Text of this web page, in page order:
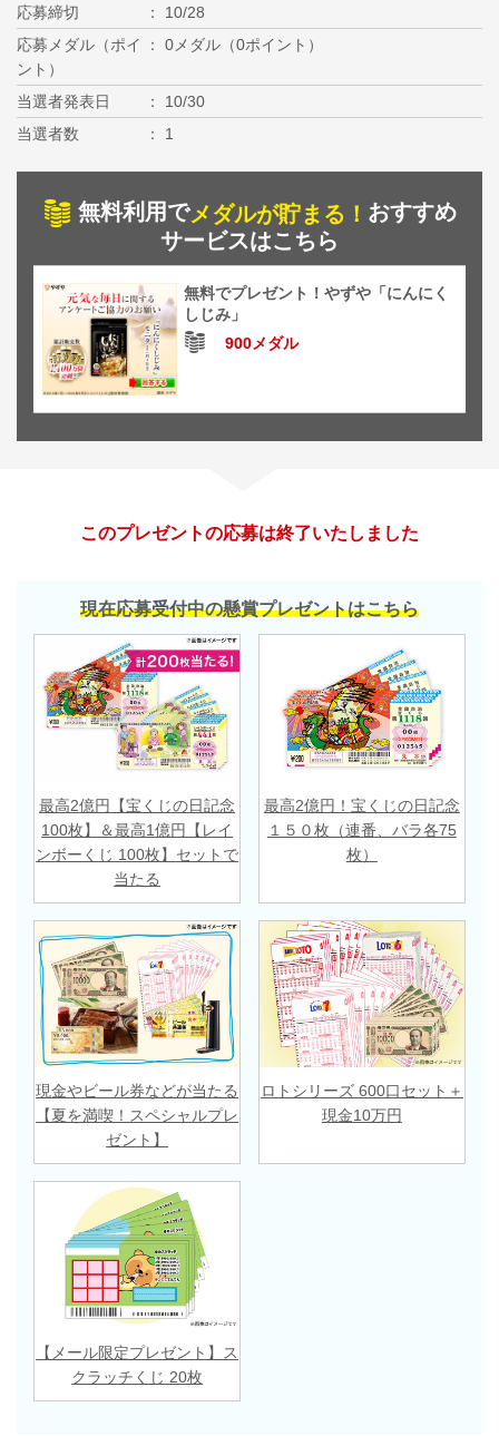
応募締切
10/28
応募メダル（ポイ
ント）
0メダル（0ポイント）
当選者発表日
10/30
当選者数
1
無料利用でメダルが貯まる！ おすすめ
サービスはこちら
無料でプレゼント！やずや「にんにく
しじみ」
900メダル
このプレゼントの応募は終了いたしました
現在応募受付中の懸賞プレゼントはこちら
最高2億円【宝くじの日記念
100枚】＆最高1億円【レイ
ンボーくじ 100枚】セットで
当たる
最高2億円！宝くじの日記念
１５０枚（連番、バラ各75
枚）
現金やビール券などが当たる
【夏を満喫！スペシャルプレ
ゼント】
ロトシリーズ 600口セット＋
現金10万円
【メール限定プレゼント】ス
クラッチくじ 20枚